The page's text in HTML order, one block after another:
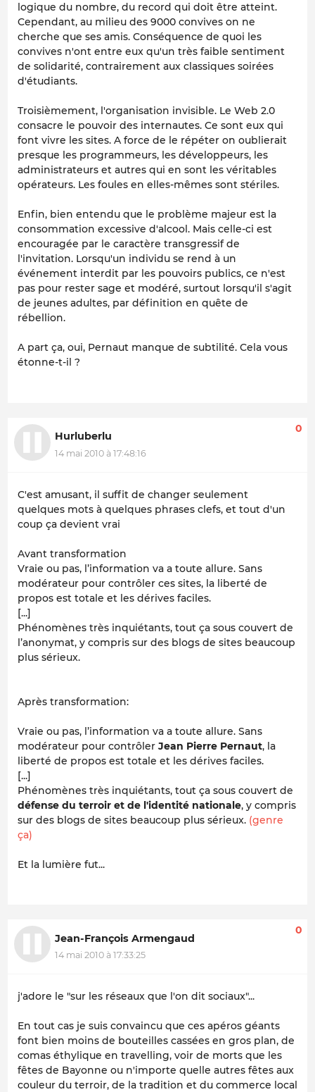
logique du nombre, du record qui doit être atteint.
Cependant, au milieu des 9000 convives on ne
cherche que ses amis. Conséquence de quoi les
convives n'ont entre eux qu'un très faible sentiment
de solidarité, contrairement aux classiques soirées
d'étudiants.
Troisièmement, l'organisation invisible. Le Web 2.0
consacre le pouvoir des internautes. Ce sont eux qui
font vivre les sites. A force de le répéter on oublierait
presque les programmeurs, les développeurs, les
administrateurs et autres qui en sont les véritables
opérateurs. Les foules en elles-mêmes sont stériles.
Enfin, bien entendu que le problème majeur est la
consommation excessive d'alcool. Mais celle-ci est
encouragée par le caractère transgressif de
l'invitation. Lorsqu'un individu se rend à un
événement interdit par les pouvoirs publics, ce n'est
pas pour rester sage et modéré, surtout lorsqu'il s'agit
de jeunes adultes, par définition en quête de
rébellion.
A part ça, oui, Pernaut manque de subtilité. Cela vous
étonne-t-il ?
Hurluberlu
14 mai 2010 à 17:48:16
0
C'est amusant, il suffit de changer seulement
quelques mots à quelques phrases clefs, et tout d'un
coup ça devient vrai
Avant transformation
Vraie ou pas, l’information va a toute allure. Sans
modérateur pour contrôler ces sites, la liberté de
propos est totale et les dérives faciles.
[...]
Phénomènes très inquiétants, tout ça sous couvert de
l’anonymat, y compris sur des blogs de sites beaucoup
plus sérieux.
Après transformation:
Vraie ou pas, l’information va a toute allure. Sans
modérateur pour contrôler Jean Pierre Pernaut, la
liberté de propos est totale et les dérives faciles.
[...]
Phénomènes très inquiétants, tout ça sous couvert de
défense du terroir et de l'identité nationale, y compris
sur des blogs de sites beaucoup plus sérieux. (genre
ça)
Et la lumière fut...
Jean-François Armengaud
14 mai 2010 à 17:33:25
0
j'adore le "sur les réseaux que l'on dit sociaux"...
En tout cas je suis convaincu que ces apéros géants
font bien moins de bouteilles cassées en gros plan, de
comas éthylique en travelling, voir de morts que les
fêtes de Bayonne ou n'importe quelle autres fêtes aux
couleur du terroir, de la tradition et du commerce local